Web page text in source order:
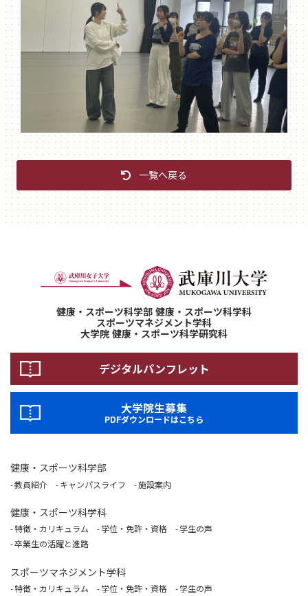
一覧へ戻る
健康・スポーツ科学部 健康・スポーツ科学科
スポーツマネジメント学科
大学院 健康・スポーツ科学研究科
デジタルパンフレット
大学院生募集
PDFダウンロードはこちら
健康・スポーツ科学部
教員紹介 キャンパスライフ 施設案内
健康・スポーツ科学科
特徴・カリキュラム 学位・免許・資格
学生の声
卒業生の活躍と進路
スポーツマネジメント学科
特徴・カリキュラム 学位・免許・資格 学生の声